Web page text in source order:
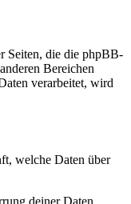
Seiten, die die phpBB-
Bereichen
verarbeitet, wird
welche Daten über
deiner Daten